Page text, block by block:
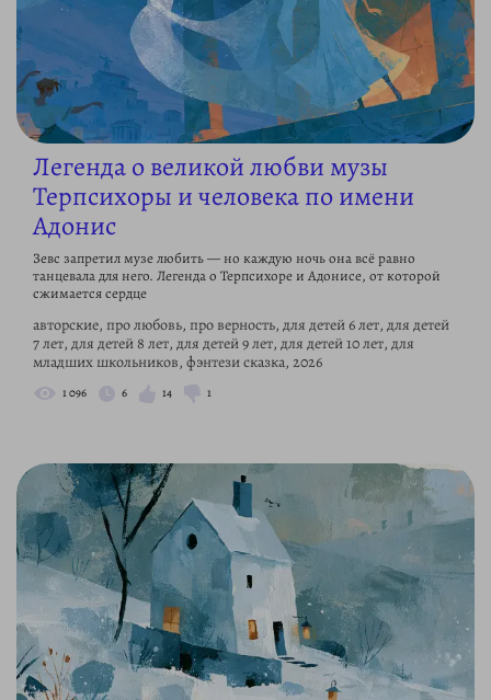
Легенда о великой любви музы
Терпсихоры и человека по имени
Адонис
Зевс запретил музе любить — но каждую ночь она всё равно
танцевала для него. Легенда о Терпсихоре и Адонисе, от которой
сжимается сердце
авторские, про любовь, про верность, для детей 6 лет, для детей
7 лет, для детей 8 лет, для детей 9 лет, для детей 10 лет, для
младших школьников, фэнтези сказка, 2026
1 096 6 14 1